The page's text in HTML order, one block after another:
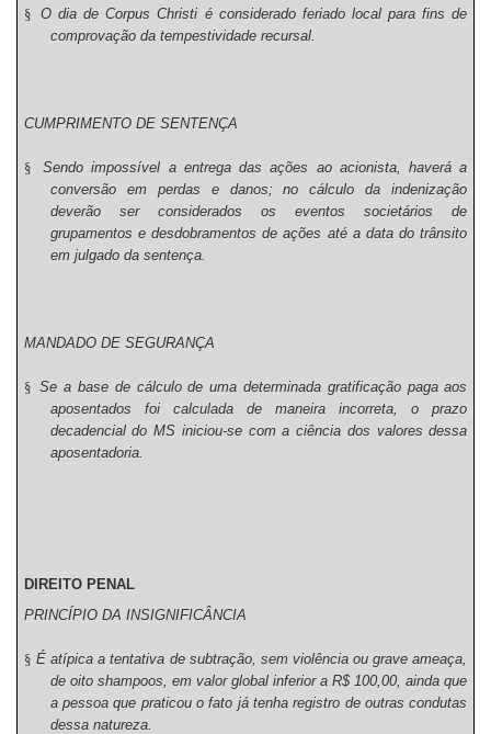
§ O dia de Corpus Christi é considerado feriado local para fins de
comprovação da tempestividade recursal.
CUMPRIMENTO DE SENTENÇA
§
Sendo impossível a entrega das ações ao acionista, haverá a
conversão em perdas e danos; no cálculo da indenização
deverão ser considerados os eventos societários de
grupamentos e desdobramentos de ações até a data do trânsito
em julgado da sentença.
MANDADO DE SEGURANÇA
§ Se a base de cálculo de uma determinada gratificação paga aos
aposentados foi calculada de maneira incorreta, o prazo
decadencial do MS iniciou-se com a ciência dos valores dessa
aposentadoria.
DIREITO PENAL
PRINCÍPIO DA INSIGNIFICÂNCIA
§ É atípica a tentativa de subtração, sem violência ou grave ameaça,
de oito shampoos, em valor global inferior a R$ 100,00, ainda que
a pessoa que praticou o fato já tenha registro de outras condutas
dessa natureza.